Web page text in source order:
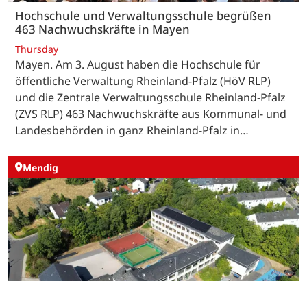
Hochschule und Verwaltungsschule begrüßen
463 Nachwuchskräfte in Mayen
Thursday
Mayen. Am 3. August haben die Hochschule für
öffentliche Verwaltung Rheinland-Pfalz (HöV RLP)
und die Zentrale Verwaltungsschule Rheinland-Pfalz
(ZVS RLP) 463 Nachwuchskräfte aus Kommunal- und
Landesbehörden in ganz Rheinland-Pfalz in…
Mendig